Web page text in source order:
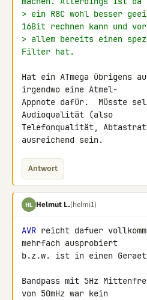
> ein R8C wohl besser
16Bit rechnen kann und vor
> allem bereits einen
Filter hat.
Hat ein ATmega übrigens
irgendwo eine Atmel-
Appnote dafür.  Müsste
Audioqualität (also
Telefonqualität,
ausreichend sein.
Antwort
HL Helmut L.(helmi1)
AVR reicht dafuer
mehrfach ausprobiert
b.z.w. ist in einen
Bandpass mit 5Hz
von 50mHz war kein